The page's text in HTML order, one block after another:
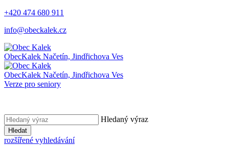
+420 474 680 911
info@obeckalek.cz
ObecKalek Načetín, Jindřichova Ves
ObecKalek Načetín, Jindřichova Ves
Verze pro seniory
Hledaný výraz
Hledat
rozšířené vyhledávání